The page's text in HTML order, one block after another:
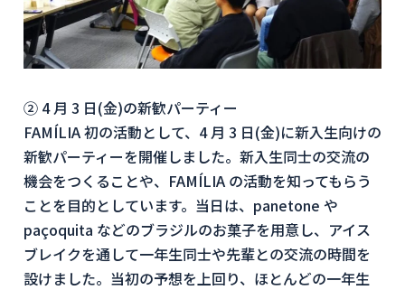
② 4 月 3 日(金)の新歓パーティー
FAMÍLIA 初の活動として、4 月 3 日(金)に新入生向けの
新歓パーティーを開催しました。新入生同士の交流の
機会をつくることや、FAMÍLIA の活動を知ってもらう
ことを目的としています。当日は、panetone や
paçoquita などのブラジルのお菓子を用意し、アイス
ブレイクを通して一年生同士や先輩との交流の時間を
設けました。当初の予想を上回り、ほとんどの一年生